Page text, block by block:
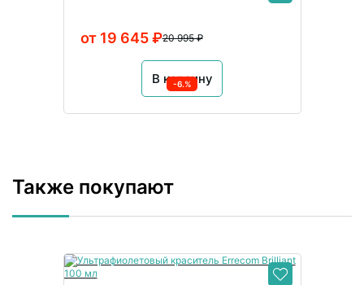
20 995 ₽
от 19 645 ₽
В корзину
-6.%
Также покупают